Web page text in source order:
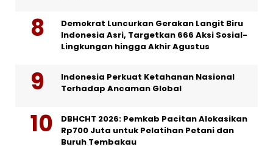
Demokrat Luncurkan Gerakan Langit Biru
Indonesia Asri, Targetkan 666 Aksi Sosial-
Lingkungan hingga Akhir Agustus
Indonesia Perkuat Ketahanan Nasional
Terhadap Ancaman Global
DBHCHT 2026: Pemkab Pacitan Alokasikan
Rp700 Juta untuk Pelatihan Petani dan
Buruh Tembakau